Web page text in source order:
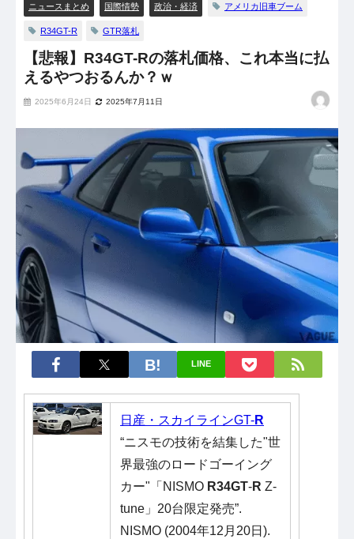
ニュースまとめ 国際情勢 政治・経済 アメリカ旧車ブーム
R34GT-R GTR落札
【悲報】R34GT-Rの落札価格、これ本当に払
えるやつおるんか？ｗ
2025年6月24日 2025年7月11日
LINE
日産・スカイラインGT-R
“ニスモの技術を結集した"世
界最強のロードゴーイング
カー"「NISMO R34GT-R Z-
tune」20台限定発売”.
NISMO (2004年12月20日).